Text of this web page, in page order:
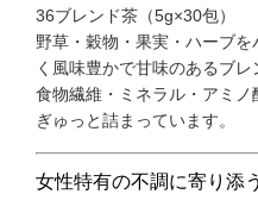
36ブレンド茶（5g×30包）
野草・穀物・果実・ハーブ
く風味豊かで甘味のあるブレ
食物繊維・ミネラル・アミ
ぎゅっと詰まっています。
女性特有の不調に寄り添